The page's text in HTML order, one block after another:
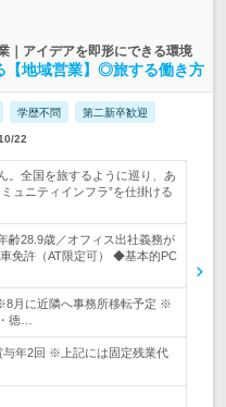
｜アイデアを即形にできる環境
【地域営業】◎旅する働き方
学歴不問 第二新卒歓迎
22
。全国を旅するように巡り、あ
ュニティインフラ”を仕掛ける
齢28.9歳／オフィス出社義務が
免許（AT限定可） ◆基本的PC
月に近隣へ事務所移転予定 ※
徳…
与年2回 ※上記には固定残業代